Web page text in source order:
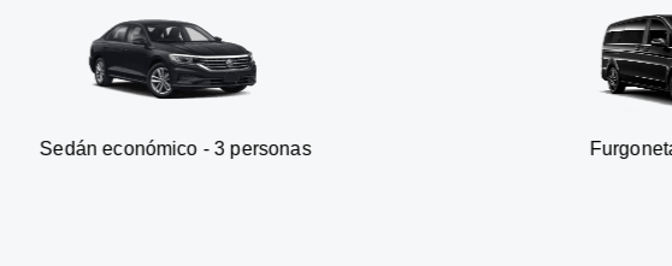
- 3 personas Furgoneta - 7 personas